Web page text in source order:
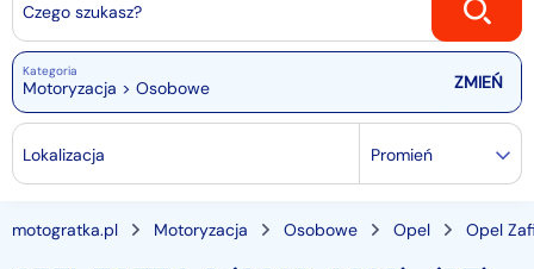
Czego szukasz?
Kategoria
Motoryzacja > Osobowe
Lokalizacja Promień
motogratka.pl Motoryzacja Osobowe Opel Opel